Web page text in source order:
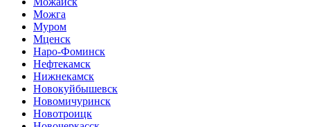
Можга
Муром
Мценск
Наро-Фоминск
Нефтекамск
Нижнекамск
Новокуйбышевск
Новомичуринск
Новотроицк